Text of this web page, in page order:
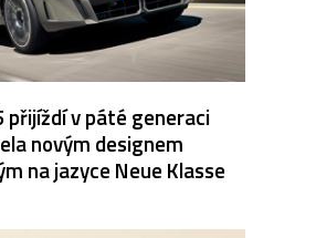
přijíždí v páté generaci
novým designem
na jazyce Neue Klasse